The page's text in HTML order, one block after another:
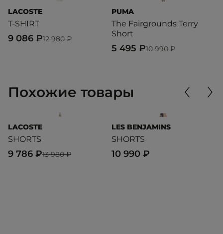
LACOSTE
T-SHIRT
12 980 ₽
9 086 ₽
PUMA
The Fairgrounds Terry
Short
10 990 ₽
5 495 ₽
Похожие товары
LACOSTE
SHORTS
13 980 ₽
9 786 ₽
LES BENJAMINS
SHORTS
10 990 ₽